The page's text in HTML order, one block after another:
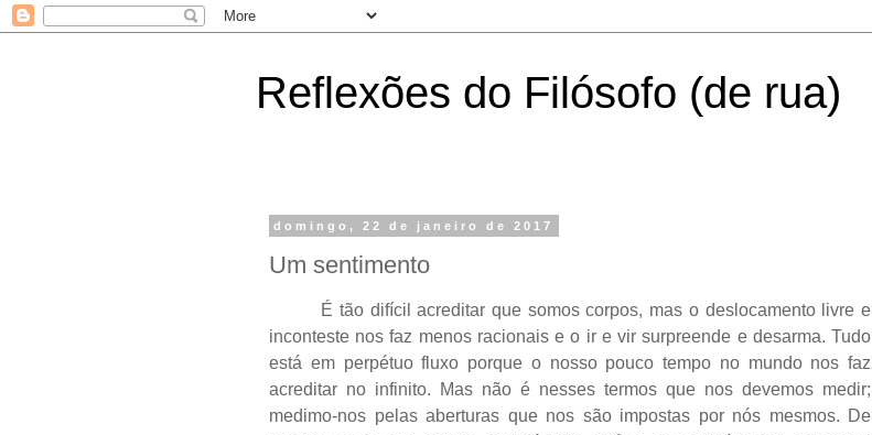
Reflexões do Filósofo (de rua)
domingo, 22 de janeiro de 2017
Um sentimento
É tão difícil acreditar que somos corpos, mas o deslocamento livre e
inconteste nos faz menos racionais e o ir e vir surpreende e desarma. Tudo
está em perpétuo fluxo porque o nosso pouco tempo no mundo nos faz
acreditar no infinito. Mas não é nesses termos que nos devemos medir;
medimo-nos pelas aberturas que nos são impostas por nós mesmos. De